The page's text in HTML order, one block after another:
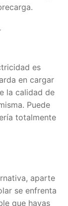
es
en cargar
la calidad de
Puede
totalmente
aparte
se enfrenta
que hayas